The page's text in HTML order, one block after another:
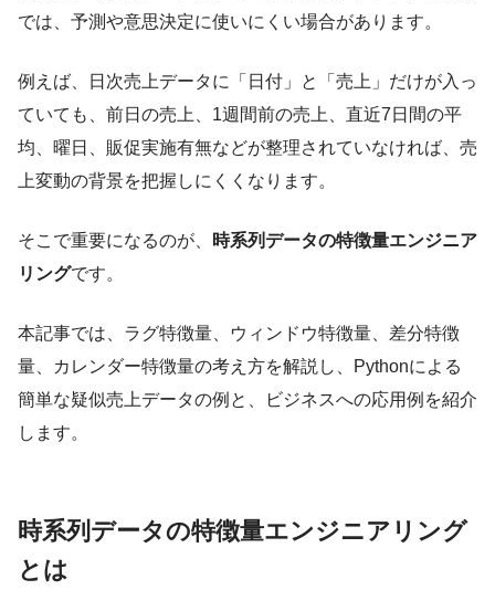
では、予測や意思決定に使いにくい場合があります。
例えば、日次売上データに「日付」と「売上」だけが入っ
ていても、前日の売上、1週間前の売上、直近7日間の平
均、曜日、販促実施有無などが整理されていなければ、売
上変動の背景を把握しにくくなります。
そこで重要になるのが、
時系列データの特徴量エンジニア
リングです。
本記事では、ラグ特徴量、ウィンドウ特徴量、差分特徴
量、カレンダー特徴量の考え方を解説し、Pythonによる
簡単な疑似売上データの例と、ビジネスへの応用例を紹介
します。
時系列データの特徴量エンジニアリング
とは